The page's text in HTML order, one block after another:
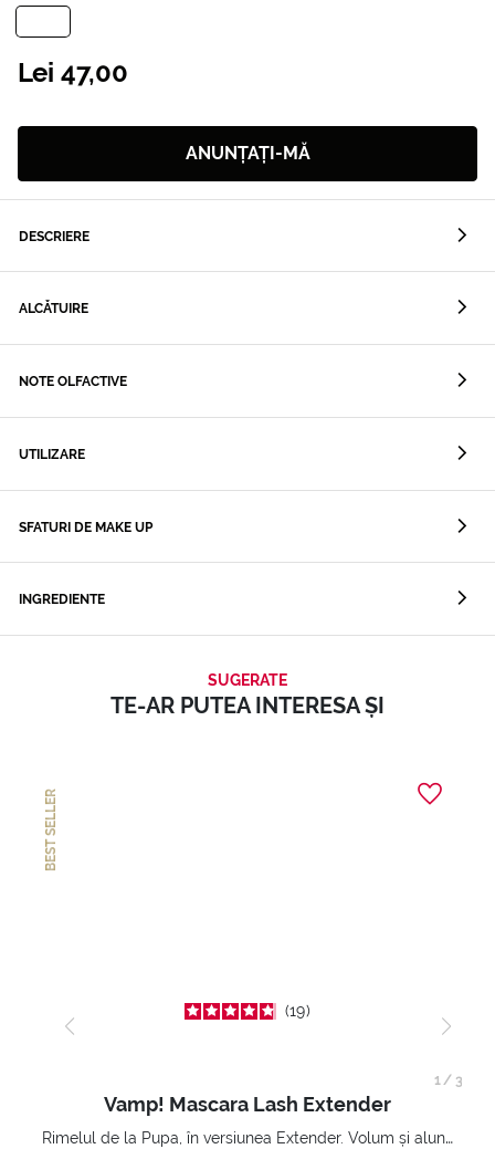
Lei 47,00
ANUNȚAȚI-MĂ
DESCRIERE
ALCĂTUIRE
NOTE OLFACTIVE
UTILIZARE
SFATURI DE MAKE UP
INGREDIENTE
SUGERATE
TE-AR PUTEA INTERESA ȘI
BEST SELLER
19
Vamp! Mascara Lash Extender
Rimelul de la Pupa, în versiunea Extender. Volum și alungire 3D. Gene amplificate și ridicate la infinit.
1/ 3